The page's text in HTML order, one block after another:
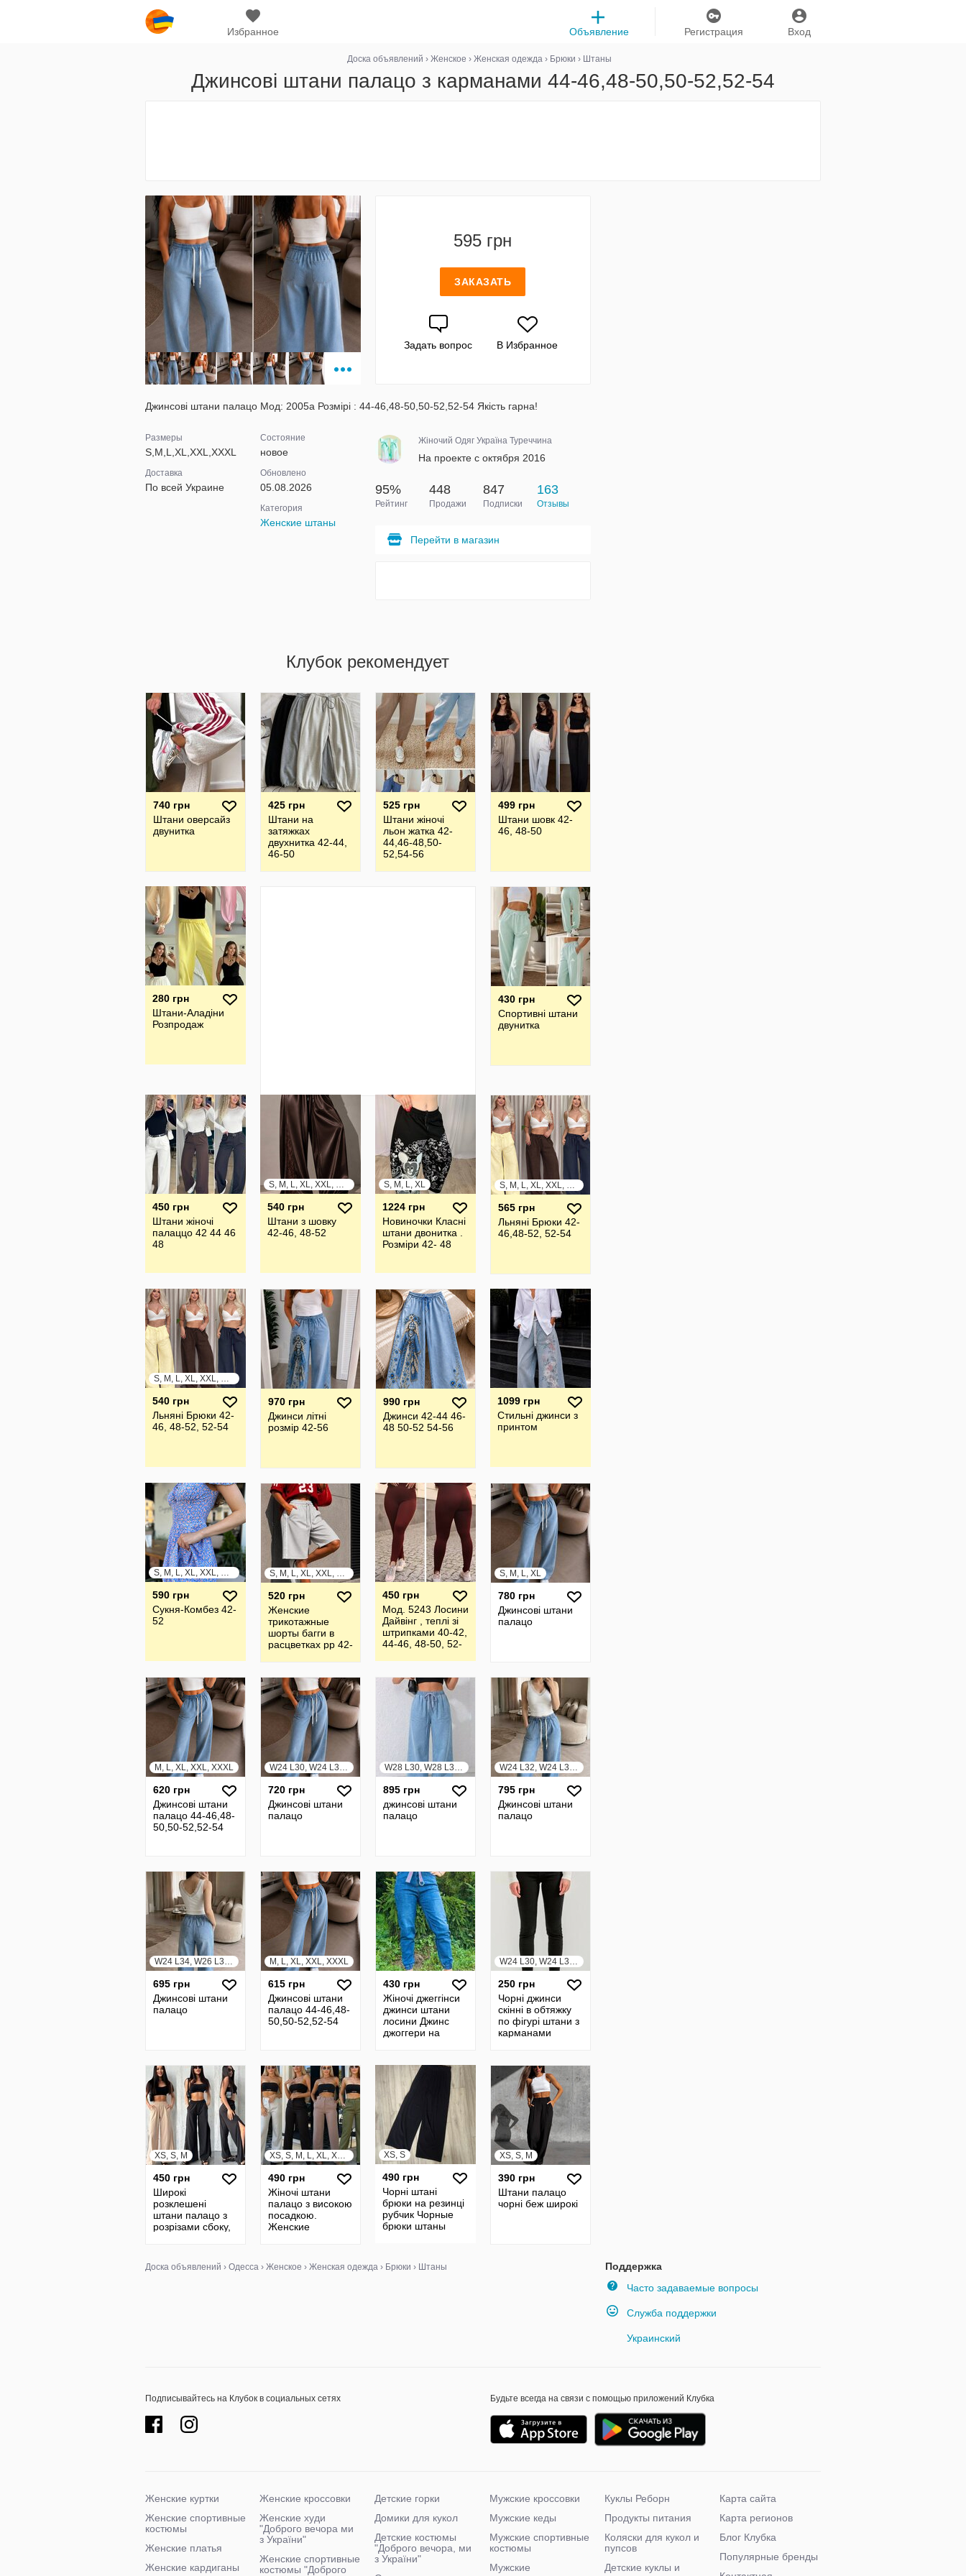
Избранное Вход
Регистрация
Объявление
Доска объявлений › Женское › Женская одежда › Брюки › Штаны
Джинсові штани палацо з карманами 44-46,48-50,50-52,52-54
595 грн
ЗАКАЗАТЬ
Задать вопрос В Избранное
Джинсові штани палацо Мод: 2005а Розмірі : 44-46,48-50,50-52,52-54 Якість гарна!
Размеры
S,M,L,XL,XXL,XXXL
Доставка
По всей Украине
Состояние
новое
Обновлено
05.08.2026
Категория
Женские штаны
Жіночий Одяг Україна Туреччина
На проекте с октября 2016
95%
Рейтинг
448
Продажи
847
Подписки
163
Отзывы
Перейти в магазин
Клубок рекомендует
740 грн
Штани оверсайз
двунитка
425 грн
Штани на
затяжках
двухнитка 42-44,
46-50
525 грн
Штани жіночі
льон жатка 42-
44,46-48,50-
52,54-56
499 грн
Штани шовк 42-
46, 48-50
280 грн
Штани-Аладіни
Розпродаж
430 грн
Спортивні штани
двунитка
450 грн
Штани жіночі
палаццо 42 44 46
48
S, M, L, XL, XXL, XXXL
540 грн
Штани з шовку
42-46, 48-52
S, M, L, XL
1224 грн
Новиночки Класні
штани двонитка .
Розмiри 42- 48
S, M, L, XL, XXL, XXXL
565 грн
Льняні Брюки 42-
46,48-52, 52-54
S, M, L, XL, XXL, XXXL
540 грн
Льняні Брюки 42-
46, 48-52, 52-54
970 грн
Джинси літні
розмір 42-56
990 грн
Джинси 42-44 46-
48 50-52 54-56
1099 грн
Стильні джинси з
принтом
S, M, L, XL, XXL, XXXL
590 грн
Сукня-Комбез 42-
52
S, M, L, XL, XXL, XXXL
520 грн
Женские
трикотажные
шорты багги в
расцветках рр 42-
450 грн
Мод. 5243 Лосини
Дайвінг , теплі зі
штрипками 40-42,
44-46, 48-50, 52-
S, M, L, XL
780 грн
Джинсові штани
палацо
M, L, XL, XXL, XXXL
620 грн
Джинсові штани
палацо 44-46,48-
50,50-52,52-54
W24 L30, W24 L32, W24 L34, W25 L30, W25 L32, W25 L34, W26 L30, W26 L32, W26 L34, W27 L30, W27 L32, W27 L34, W28 L30, W28 L32, W28 L34, W29 L30, W29 L32, W29 L34, W30 L30, W30 L32, W30 L34, W31 L30, W31 L32, W31 L34, W32 L30, W32 L32, W32 L34, W33 L30, W33 L32, W33 L34, W34 L30, W34 L32, W34 L34, W35 L30, W35 L32, W35 L34, W36 L30, W36 L32, W36 L34, W37 L30, W37 L32, W37 L34, W38 L30, W38 L32, W38 L34, W39 L30, W39 L32, W39 L34, W40 L30, W40 L32, W40 L34, W41 L30, W41 L32, W41 L34, W42 L30, W42 L32, W42 L34, W43 L30, W43 L32, W43 L34, W44 L30, W44 L32, W44 L34
720 грн
Джинсові штани
палацо
W28 L30, W28 L32, W28 L34, W30 L30, W30 L32, W30 L34, W32 L30, W32 L32, W32 L34, W34 L30, W34 L32, W34 L34, W36 L30, W36 L32, W36 L34, W38 L30, W38 L32, W38 L34, W40 L30, W40 L32, W40 L34, W42 L30, W42 L32, W42 L34, W44 L30, W44 L32, W44 L34
895 грн
джинсові штани
палацо
W24 L32, W24 L34, W26 L32, W26 L34, W28 L32, W28 L34, W30 L32, W30 L34, W32 L32, W32 L34, W34 L32, W34 L34, W36 L32
795 грн
Джинсові штани
палацо
W24 L34, W26 L34, W28 L34, W30 L34, W32 L34, W34 L34, W36 L34
695 грн
Джинсові штани
палацо
M, L, XL, XXL, XXXL
615 грн
Джинсові штани
палацо 44-46,48-
50,50-52,52-54
430 грн
Жіночі джеггінси
джинси штани
лосини Джинс
джоггери на
W24 L30, W24 L32, W25 L30
250 грн
Чорні джинси
скінні в обтяжку
по фігурі штани з
карманами
XS, S, M
450 грн
Широкі
розклешені
штани палацо з
розрізами сбоку,
широкие,
высокие
XS, S, M, L, XL, XXL, XXXL
490 грн
Жіночі штани
палацо з високою
посадкою.
Женские
высокой талией
XS, S
490 грн
Чорні штані
брюки на резинці
рубчик Чорные
брюки штаны
XS, S, M
390 грн
Штани палацо
чорні беж широкі
Поддержка
Часто задаваемые вопросы
Служба поддержки
Украинский
Доска объявлений › Одесса › Женское › Женская одежда › Брюки › Штаны
Подписывайтесь на Клубок в социальных сетях Будьте всегда на связи с помощью приложений Клубка
Женские куртки
Женские спортивные
костюмы
Женские платья
Женские кардиганы
Женские кроссовки
Женские худи
"Доброго вечора ми
з України"
Женские спортивные
костюмы "Доброго
Детские горки
Домики для кукол
Детские костюмы
"Доброго вечора, ми
з України"
Мужские кроссовки
Мужские кеды
Мужские спортивные
костюмы
Мужские
Куклы Реборн
Продукты питания
Коляски для кукол и
пупсов
Детские куклы и
Карта сайта
Карта регионов
Блог Клубка
Популярные бренды